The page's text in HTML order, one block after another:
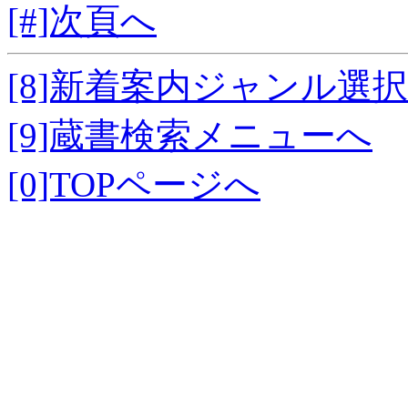
[#]次頁へ
[8]新着案内ジャンル選
[9]蔵書検索メニューへ
[0]TOPページへ